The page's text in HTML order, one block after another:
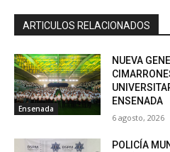
ARTICULOS RELACIONADOS
Ensenada
NUEVA
ENSENADA
6 agosto, 2026
POLICÍA